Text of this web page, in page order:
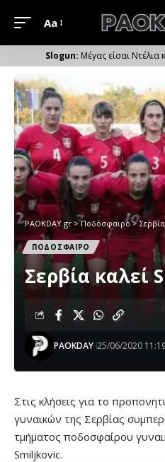
Μέγεθος
Γραμματοσειράς
Aa
Μέγας είσαι
PAOKDAY.gr >Ποδόσφαιρο>
ΠΟΔΟΣΦΑΙΡΟ
Σερβία καλεί
PAOKDAY 25/06/2020
Στις κλήσεις για το
γυναικών της Σερβίας
τμήματος ποδοσφαίρου
Smiljkovic.